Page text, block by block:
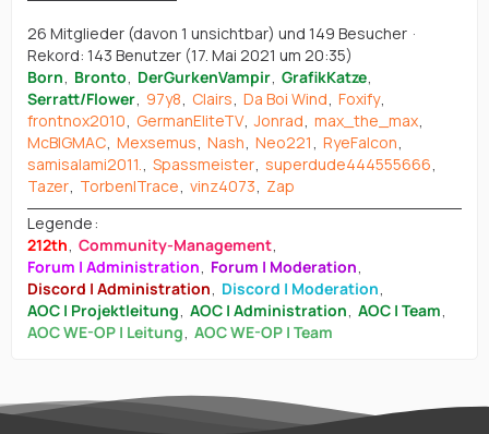
26 Mitglieder (davon 1 unsichtbar) und 149 Besucher
Rekord: 143 Benutzer (17. Mai 2021 um 20:35)
Born
Bronto DerGurkenVampir GrafikKatze
Serratt/Flower 97y8 Clairs Da Boi Wind Foxify
frontnox2010
GermanEliteTV Jonrad max_the_max
McBIGMAC Mexsemus Nash Neo221
RyeFalcon
samisalami2011.
Spassmeister superdude444555666
Tazer Torben|Trace vinz4073
Zap
Legende
212th Community-Management
Forum | Administration
Forum | Moderation
Discord | Administration
Discord | Moderation
AOC | Projektleitung AOC | Administration AOC | Team
AOC WE-OP | Leitung AOC WE-OP | Team